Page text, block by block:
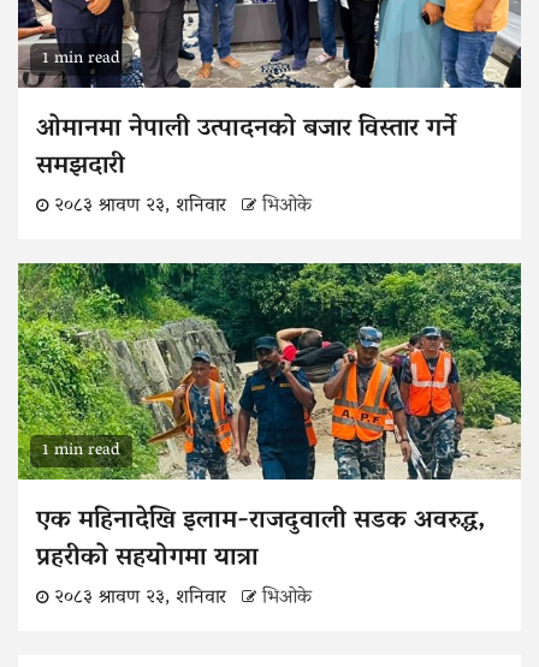
1 min read
ओमानमा नेपाली उत्पादनको बजार विस्तार गर्ने
समझदारी
२०८३ श्रावण २३, शनिवार भिओके
1 min read
एक महिनादेखि इलाम-राजदुवाली सडक अवरुद्ध,
प्रहरीको सहयोगमा यात्रा
२०८३ श्रावण २३, शनिवार भिओके